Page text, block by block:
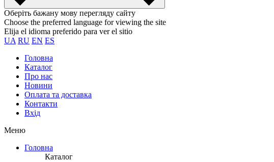
Оберіть бажану мову перегляду сайту
Choose the preferred language for viewing the site
Elija el idioma preferido para ver el sitio
UA RU EN ES
Головна
Каталог
Про нас
Новини
Оплата та доставка
Контакти
Вхiд
Меню
Головна
Каталог